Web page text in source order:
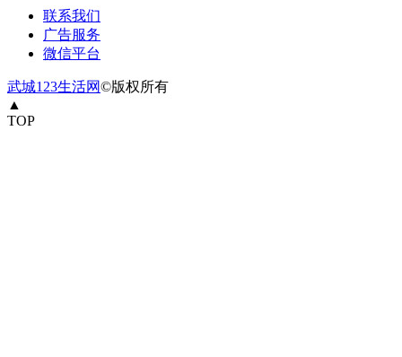
联系我们
广告服务
微信平台
武城123生活网©版权所有
▲
TOP